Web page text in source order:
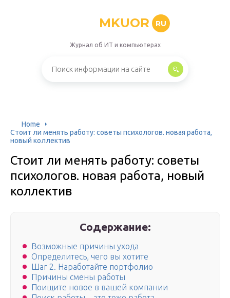
MKUOR RU
Журнал об ИТ и компьютерах
Home
Стоит ли менять работу: советы психологов. новая работа,
новый коллектив
Стоит ли менять работу: советы
психологов. новая работа, новый
коллектив
Содержание:
Возможные причины ухода
Определитесь, чего вы хотите
Шаг 2. Наработайте портфолио
Причины смены работы
Поищите новое в вашей компании